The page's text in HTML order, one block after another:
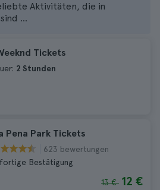
Aktivitäten, die in
...
Tickets
2 Stunden
Pena Park Tickets
623 bewertungen
Bestätigung
13 € 12 €